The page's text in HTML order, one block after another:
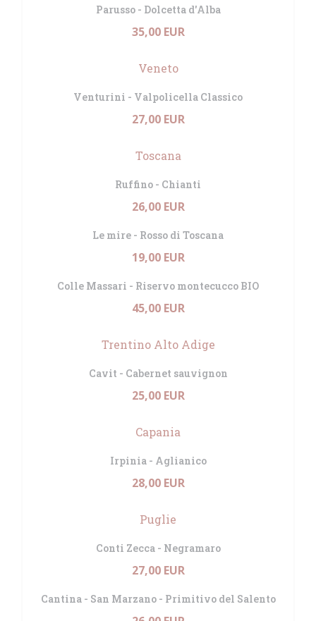
Parusso - Dolcetta d'Alba
35,00 EUR
Veneto
Venturini - Valpolicella Classico
27,00 EUR
Toscana
Ruffino - Chianti
26,00 EUR
Le mire - Rosso di Toscana
19,00 EUR
Colle Massari - Riservo montecucco BIO
45,00 EUR
Trentino Alto Adige
Cavit - Cabernet sauvignon
25,00 EUR
Capania
Irpinia - Aglianico
28,00 EUR
Puglie
Conti Zecca - Negramaro
27,00 EUR
Cantina - San Marzano - Primitivo del Salento